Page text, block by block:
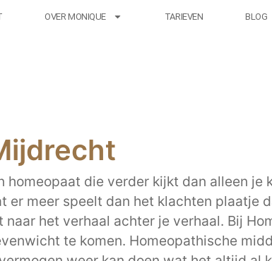
OVER MONIQUE TARIEVEN BLOG
die verder kijkt dan alleen je
meer speelt dan het klachten plaatje
het verhaal achter je verhaal. Bij
te komen. Homeopathische